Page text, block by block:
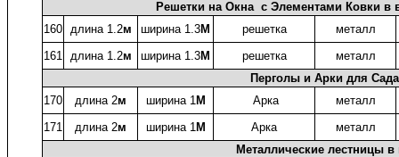
Решетки на Окна с Элементами Ковки в
160 длина 1.2м ширина 1.3М решетка
металл
161 длина 1.2м ширина 1.3М решетка
металл
Перголы и Арки для
170
длина 2м ширина 1М Арка
металл
171
длина 2м ширина 1М Арка
металл
Металлические лестницы